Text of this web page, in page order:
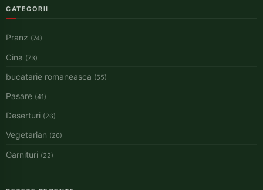
CATEGORII
Pranz (74)
Cina (73)
bucatarie romaneasca (55)
Pasare (41)
Deserturi (26)
Vegetarian (26)
Garnituri (22)